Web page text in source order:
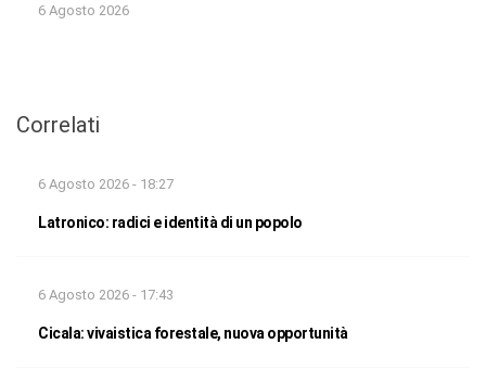
6 Agosto 2026
Correlati
6 Agosto 2026 - 18:27
Latronico: radici e identità di un popolo
6 Agosto 2026 - 17:43
Cicala: vivaistica forestale, nuova opportunità